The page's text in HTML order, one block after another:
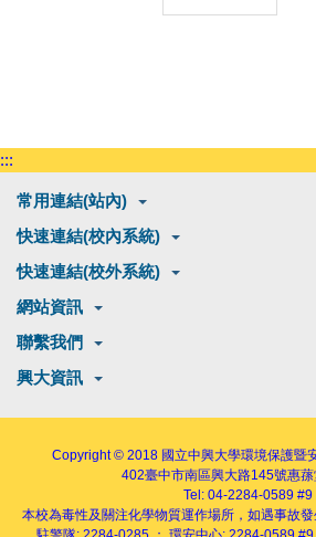
:::
常用連結(站內)
快速連結(校內系統)
快速連結(校外系統)
網站資訊
聯繫我們
興大資訊
Copyright © 2018 國立中興大學環境保護暨
402臺中市南區興大路145號惠蓀
Tel: 04-2284-0589 #9
本校為毒性及關注化學物質運作場所，如遇事故